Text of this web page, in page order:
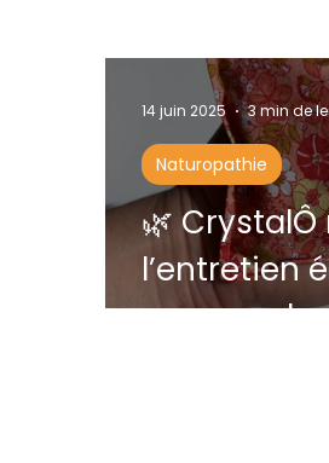
🌿
l’entretien
sa capsule
Naturopathie
14 juin 2025 3 min de